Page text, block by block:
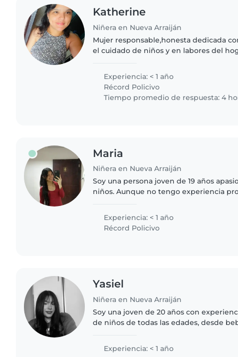
Katherine
Niñera en Nueva Arraiján
Mujer responsable,honesta dedicada
el cuidado de niños y en labores del
Experiencia: < 1 año
Récord Policivo
Tiempo promedio de respuesta: 4
Maria
Niñera en Nueva Arraiján
Soy una persona joven de 19 años
niños. Aunque no tengo experiencia
deberes. Entiendo las necesidades..
Experiencia: < 1 año
Récord Policivo
Yasiel
Niñera en Nueva Arraiján
Soy una joven de 20 años con
de niños de todas las edades, desde
Aunque no tengo certificación..
Experiencia: < 1 año